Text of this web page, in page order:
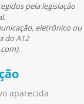
pela legislação
eletrônico ou
do A12
aparecida